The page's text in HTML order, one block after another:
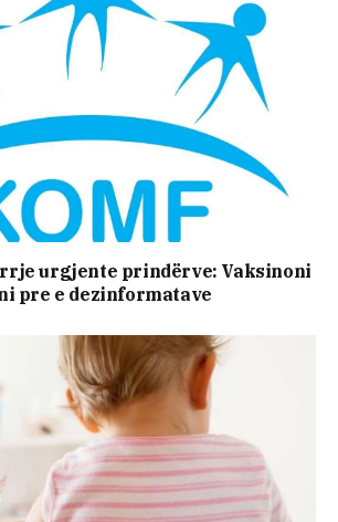
urgjente prindërve: Vaksinoni
pre e dezinformatave